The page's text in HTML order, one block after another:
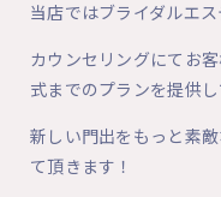
当店ではブライダルエ
カウンセリングにてお
式までのプランを提供し
新しい門出をもっと素
て頂きます！